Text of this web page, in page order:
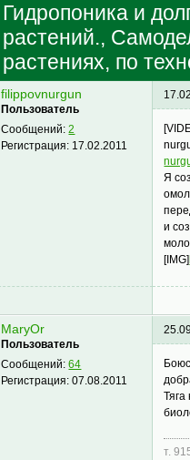
Гидропоника и
растений.,
растениях, по
filippovnurgun
Пользователь
Сообщений:2
Регистрация: 17.02.2011
Я
и
[IMG]
MaryOr
Пользователь
Сообщений:64
Регистрация:07.08.2011
т.